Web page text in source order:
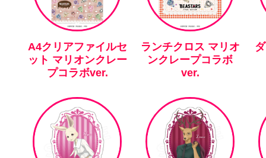
A4クリアファイルセ
ット マリオンクレー
プコラボver.
ランチクロス マリオ
ンクレープコラボ
ver.